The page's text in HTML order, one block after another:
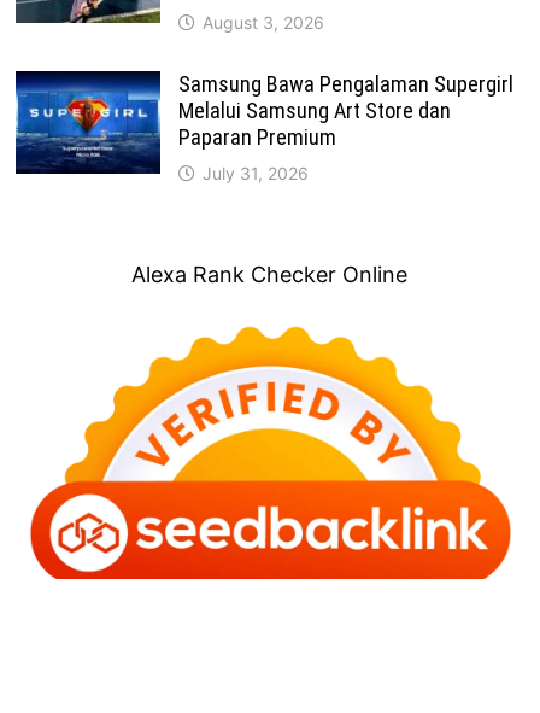
August 3, 2026
Samsung Bawa Pengalaman Supergirl
Melalui Samsung Art Store dan
Paparan Premium
July 31, 2026
Alexa Rank Checker Online